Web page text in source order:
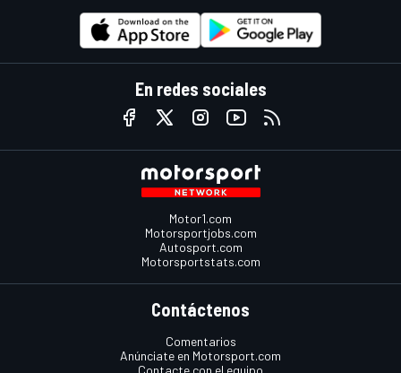
En redes sociales
Motor1.com
Motorsportjobs.com
Autosport.com
Motorsportstats.com
Contáctenos
Comentarios
Anúnciate en Motorsport.com
Contacte con el equipo